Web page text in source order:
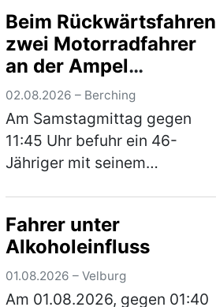
unterwegs, als sie einen
Man… (mehr)
Beim Rückwärtsfahren
zwei Motorradfahrer
an der Ampel
übersehen
02.08.2026 – Berching
Am Samstagmittag gegen
11:45 Uhr befuhr ein 46-
Jähriger mit seinem
Fahrtrichtung. An der
Kreuzung zur NM 3 ordnete
er sich versehentlich an d…
(mehr)
Fahrer unter
Alkoholeinfluss
01.08.2026 – Velburg
Am 01.08.2026, gegen 01:40